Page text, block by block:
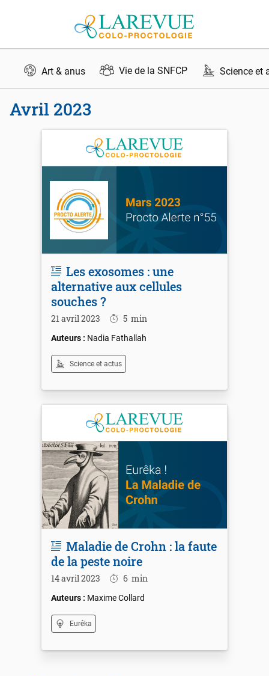
Art & anus Vie de la SNFCP Science et
avril 2023
Les exosomes : une
alternative aux cellules
souches ?
21 avril 2023 5 min
Nadia Fathallah
Science et actus
Maladie de Crohn : la faute
de la peste noire
14 avril 2023 6 min
Maxime Collard
Eurêka